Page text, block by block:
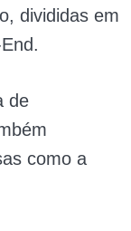
divididas em
de
como a